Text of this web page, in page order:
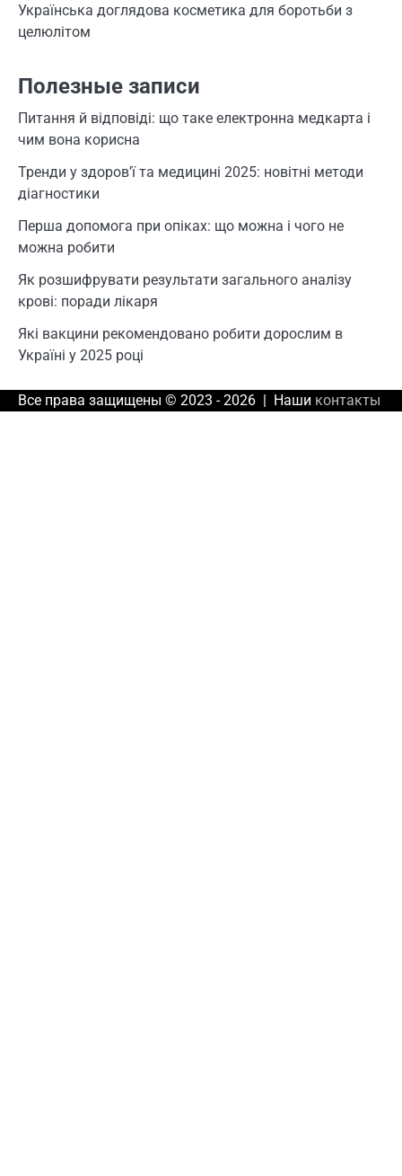
Українська доглядова косметика для боротьби з
целюлітом
Полезные записи
Питання й відповіді: що таке електронна медкарта і
чим вона корисна
Тренди у здоров’ї та медицині 2025: новітні методи
діагностики
Перша допомога при опіках: що можна і чого не
можна робити
Як розшифрувати результати загального аналізу
крові: поради лікаря
Які вакцини рекомендовано робити дорослим в
Україні у 2025 році
Все права защищены © 2023 - 2026 | Наши контакты